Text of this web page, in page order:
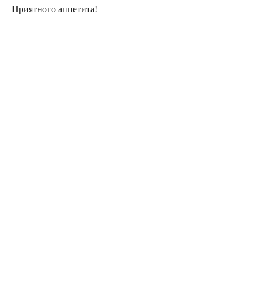
Приятного аппетита!